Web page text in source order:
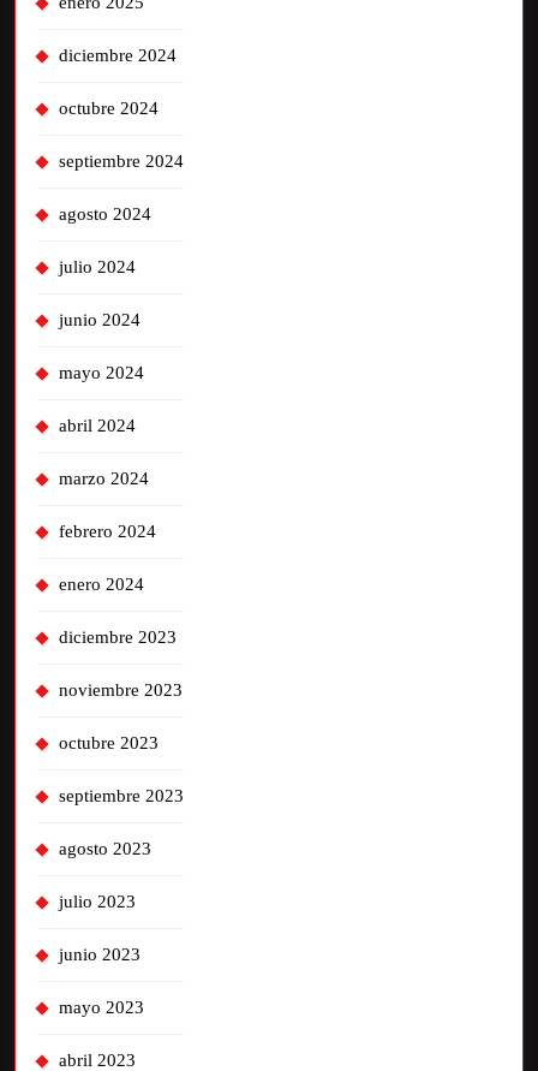
diciembre 2024
octubre 2024
septiembre 2024
agosto 2024
julio 2024
junio 2024
mayo 2024
abril 2024
marzo 2024
febrero 2024
enero 2024
diciembre 2023
noviembre 2023
octubre 2023
septiembre 2023
agosto 2023
julio 2023
junio 2023
mayo 2023
abril 2023